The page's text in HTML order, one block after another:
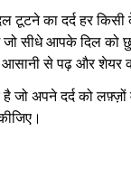
का दर्द हर किसी
सीधे आपके दिल को
आसानी से पढ़ और शेयर
जो अपने दर्द को